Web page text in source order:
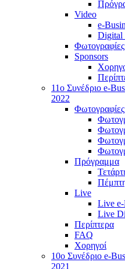
Video
e-
Digital
Φωτογραφίες
Sponsors
11ο Συνέδριο e-
2022
Φωτογραφίες
Πρόγραμμα
Live
Live e-
Live
Περίπτερα
FAQ
Χορηγοί
10o Συνέδριο e-
2021